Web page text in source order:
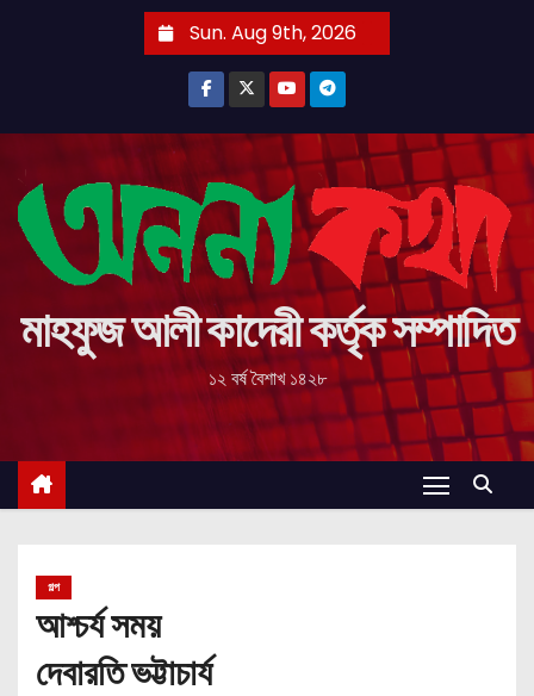
Sun. Aug 9th, 2026
মাহফুজ আলী কাদেরী কর্তৃক সম্পাদিত
১২ বর্ষ বৈশাখ ১৪২৮
গল্প
আশ্চর্য সময়
দেবারতি ভট্টাচার্য